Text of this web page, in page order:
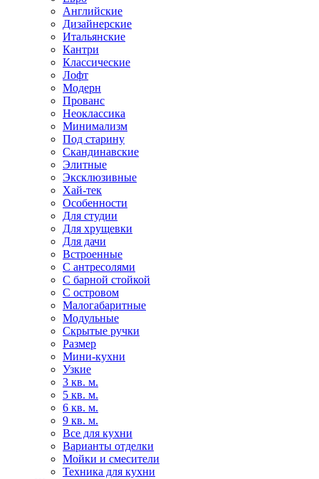
Английские
Дизайнерские
Итальянские
Кантри
Классические
Лофт
Модерн
Прованс
Неоклассика
Минимализм
Под старину
Скандинавские
Элитные
Эксклюзивные
Хай-тек
Особенности
Для студии
Для хрущевки
Для дачи
Встроенные
С антресолями
С барной стойкой
С островом
Малогабаритные
Модульные
Скрытые ручки
Размер
Мини-кухни
Узкие
3 кв. м.
5 кв. м.
6 кв. м.
9 кв. м.
Все для кухни
Варианты отделки
Мойки и смесители
Техника для кухни